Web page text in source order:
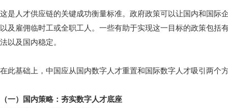
这是人才供应链的关键成功衡量标准。政府政策可以让国内和国际
以及雇佣临时工或全职工人。一些有助于实现这一目标的政策包括
法以及国内稳定。
在此基础上，中国应从国内数字人才重置和国际数字人才吸引两个
（一）国内策略：夯实数字人才底座